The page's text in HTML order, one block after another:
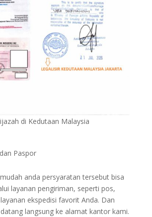
di Kedutaan Malaysia
Paspor
anda persyaratan tersebut bisa
layanan pengiriman, seperti pos,
ekspedisi favorit Anda. Dan
langsung ke alamat kantor kami.